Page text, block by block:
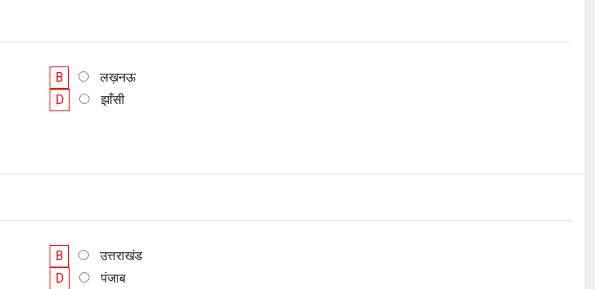
B
लख़नऊ
D झाँसी
B
उत्तराखंड
D पंजाब